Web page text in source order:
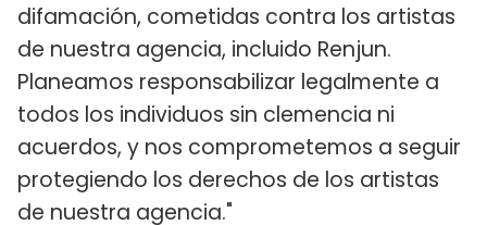
difamación, cometidas contra los artistas
de nuestra agencia, incluido Renjun.
Planeamos responsabilizar legalmente a
todos los individuos sin clemencia ni
acuerdos, y nos comprometemos a seguir
protegiendo los derechos de los artistas
de nuestra agencia."